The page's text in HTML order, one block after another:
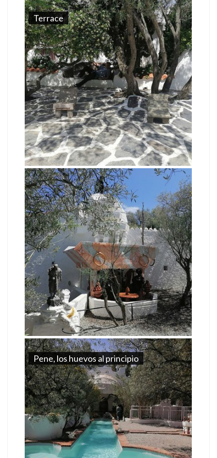
Terrace
Pene, los huevos al principio